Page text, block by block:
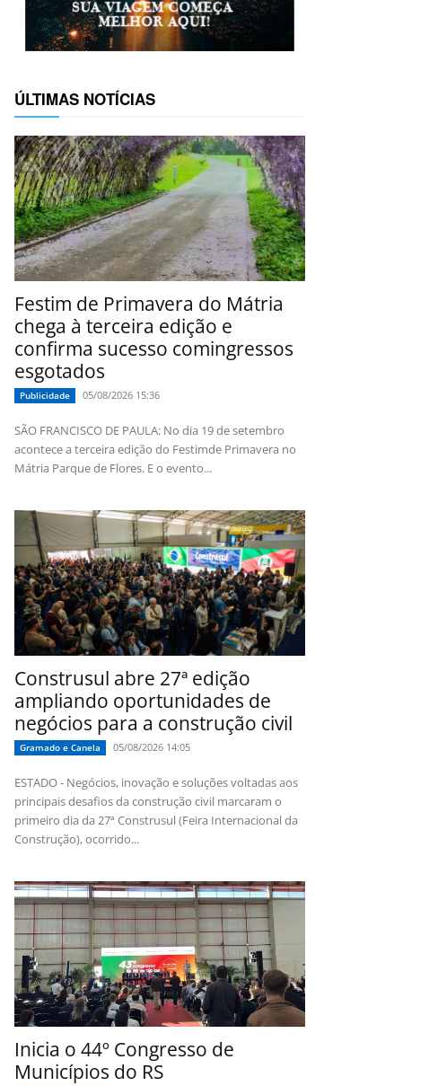
ÚLTIMAS NOTÍCIAS
Festim de Primavera do Mátria
chega à terceira edição e
confirma sucesso comingressos
esgotados
Publicidade 05/08/2026 15:36
SÃO FRANCISCO DE PAULA: No dia 19 de setembro
acontece a terceira edição do Festimde Primavera no
Mátria Parque de Flores. E o evento...
Construsul abre 27ª edição
ampliando oportunidades de
negócios para a construção civil
Gramado e Canela 05/08/2026 14:05
ESTADO - Negócios, inovação e soluções voltadas aos
principais desafios da construção civil marcaram o
primeiro dia da 27ª Construsul (Feira Internacional da
Construção), ocorrido...
Inicia o 44º Congresso de
Municípios do RS